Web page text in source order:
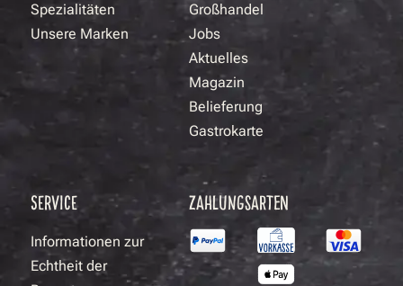
Spezialitäten
Unsere Marken
Großhandel
Jobs
Aktuelles
Magazin
Belieferung
Gastrokarte
SERVICE
Informationen zur
Echtheit der
ZAHLUNGSARTEN